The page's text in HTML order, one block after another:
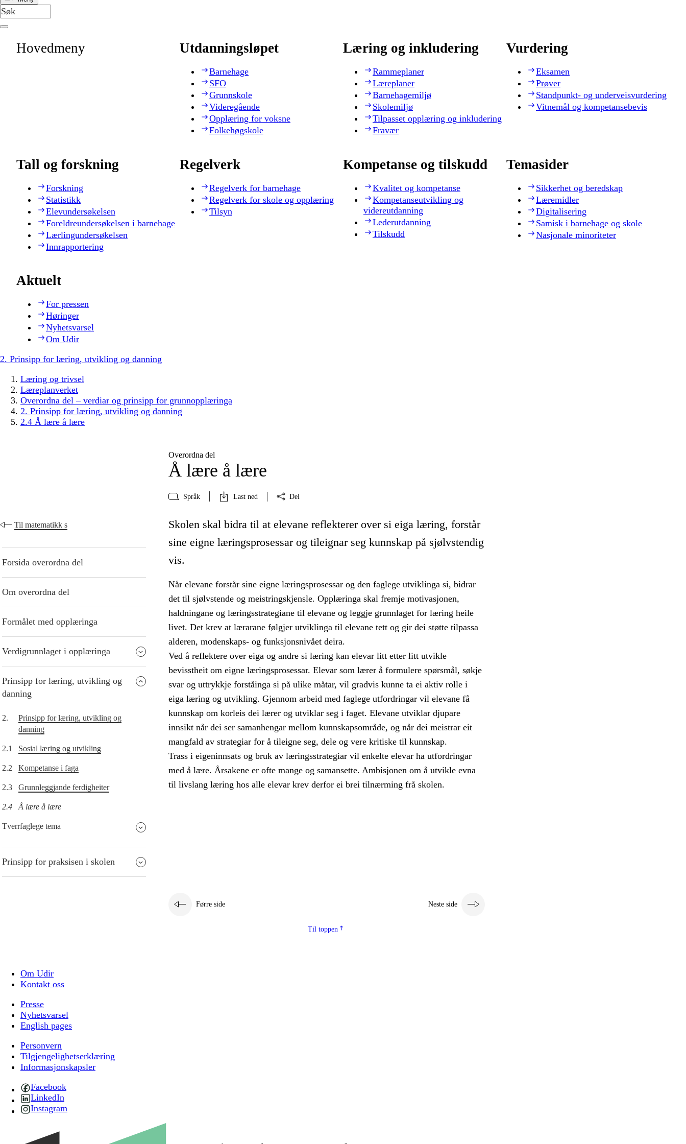
Hovedmeny Utdanningsløpet
Barnehage
SFO
Grunnskole
Videregående
Opplæring for voksne
Folkehøgskole
Læring og inkludering
Rammeplaner
Læreplaner
Barnehagemiljø
Skolemiljø
Tilpasset opplæring og inkludering
Fravær
Vurdering
Eksamen
Prøver
Standpunkt- og underveisvurdering
Vitnemål og kompetansebevis
Tall og forskning
Forskning
Statistikk
Elevundersøkelsen
Foreldreundersøkelsen i barnehage
Lærlingundersøkelsen
Innrapportering
Regelverk
Regelverk for barnehage
Regelverk for skole og opplæring
Tilsyn
Kompetanse og tilskudd
Kvalitet og kompetanse
Kompetanseutvikling og
videreutdanning
Lederutdanning
Tilskudd
Temasider
Sikkerhet og beredskap
Læremidler
Digitalisering
Samisk i barnehage og skole
Nasjonale minoriteter
Aktuelt
For pressen
Høringer
Nyhetsvarsel
Om Udir
2. Prinsipp for læring, utvikling og danning
Læring og trivsel
Læreplanverket
Overordna del – verdiar og prinsipp for grunnopplæringa
2. Prinsipp for læring, utvikling og danning
2.4 Å lære å lære
Overordna del
Å lære å lære
Språk Last ned Del
Til matematikk s
Forsida overordna del
Om overordna del
Formålet med opplæringa
Verdigrunnlaget i opplæringa
Prinsipp for læring, utvikling og
danning
2.
Prinsipp for læring, utvikling og
danning
2.1 Sosial læring og utvikling
2.2 Kompetanse i faga
2.3 Grunnleggjande ferdigheiter
2.4 Å lære å lære
Tverrfaglege tema
Prinsipp for praksisen i skolen
Skolen skal bidra til at elevane reflekterer over si eiga læring, forstår
sine eigne læringsprosessar og tileignar seg kunnskap på sjølvstendig
vis.
Når elevane forstår sine eigne læringsprosessar og den faglege utviklinga si, bidrar
det til sjølvstende og meistringskjensle. Opplæringa skal fremje motivasjonen,
haldningane og læringsstrategiane til elevane og leggje grunnlaget for læring heile
livet. Det krev at lærarane følgjer utviklinga til elevane tett og gir dei støtte tilpassa
alderen, modenskaps- og funksjonsnivået deira.
Ved å reflektere over eiga og andre si læring kan elevar litt etter litt utvikle
bevisstheit om eigne læringsprosessar. Elevar som lærer å formulere spørsmål, søkje
svar og uttrykkje forståinga si på ulike måtar, vil gradvis kunne ta ei aktiv rolle i
eiga læring og utvikling. Gjennom arbeid med faglege utfordringar vil elevane få
kunnskap om korleis dei lærer og utviklar seg i faget. Elevane utviklar djupare
innsikt når dei ser samanhengar mellom kunnskapsområde, og når dei meistrar eit
mangfald av strategiar for å tileigne seg, dele og vere kritiske til kunnskap.
Trass i eigeninnsats og bruk av læringsstrategiar vil enkelte elevar ha utfordringar
med å lære. Årsakene er ofte mange og samansette. Ambisjonen om å utvikle evna
til livslang læring hos alle elevar krev derfor ei brei tilnærming frå skolen.
Førre side Neste side
Til toppen
Om Udir
Kontakt oss
Presse
Nyhetsvarsel
English pages
Personvern
Tilgjengelighetserklæring
Informasjonskapsler
Facebook
LinkedIn
Instagram